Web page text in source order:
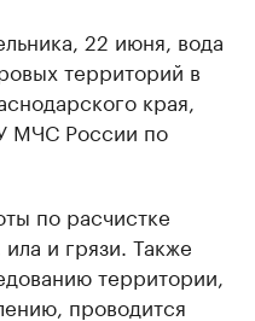
22 июня, вода
территорий в
края,
МЧС России по
по расчистке
и грязи. Также
территории,
проводится